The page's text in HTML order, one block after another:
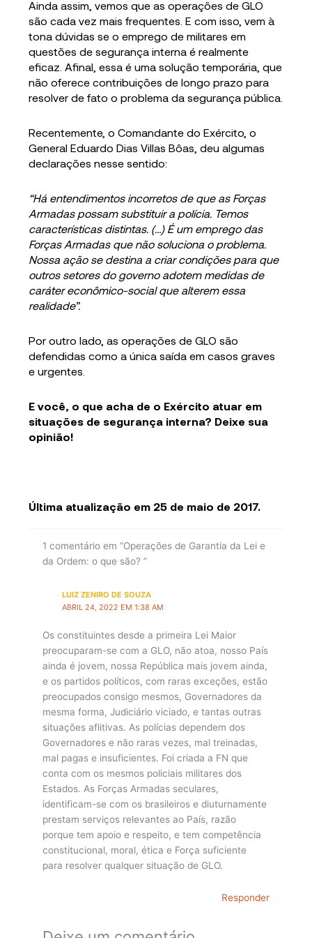
Ainda assim, vemos que as operações de GLO
são cada vez mais frequentes. E com isso, vem à
tona dúvidas se o emprego de militares em
questões de segurança interna é realmente
eficaz. Afinal, essa é uma solução temporária, que
não oferece contribuições de longo prazo para
resolver de fato o problema da segurança pública.
Recentemente, o Comandante do Exército, o
General Eduardo Dias Villas Bôas, deu algumas
declarações nesse sentido:
“Há entendimentos incorretos de que as Forças
Armadas possam substituir a polícia. Temos
características distintas. (…) É um emprego das
Forças Armadas que não soluciona o problema.
Nossa ação se destina a criar condições para que
outros setores do governo adotem medidas de
caráter econômico-social que alterem essa
realidade”.
Por outro lado, as operações de GLO são
defendidas como a única saída em casos graves
e urgentes.
E você, o que acha de o Exército atuar em
situações de segurança interna? Deixe sua
opinião!
Última atualização em 25 de maio de 2017.
1 comentário em “Operações de Garantia da Lei e
da Ordem: o que são? ”
LUIZ ZENIRO DE SOUZA
ABRIL 24, 2022 EM 1:38 AM
Os constituintes desde a primeira Lei Maior
preocuparam-se com a GLO, não atoa, nosso País
ainda é jovem, nossa República mais jovem ainda,
e os partidos políticos, com raras exceções, estão
preocupados consigo mesmos, Governadores da
mesma forma, Judiciário viciado, e tantas outras
situações aflitivas. As polícias dependem dos
Governadores e não raras vezes, mal treinadas,
mal pagas e insuficientes. Foi criada a FN que
conta com os mesmos policiais militares dos
Estados. As Forças Armadas seculares,
identificam-se com os brasileiros e diuturnamente
prestam serviços relevantes ao País, razão
porque tem apoio e respeito, e tem competência
constitucional, moral, ética e Força suficiente
para resolver qualquer situação de GLO.
Responder